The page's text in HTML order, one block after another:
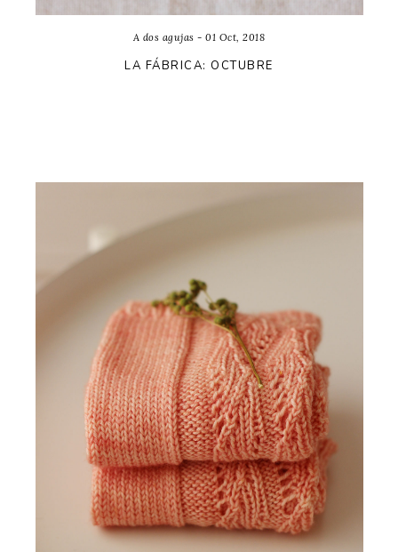
A dos agujas - 01 Oct, 2018
LA FÁBRICA: OCTUBRE